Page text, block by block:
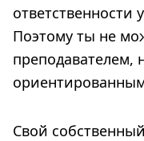
ответственности
Поэтому ты не
преподавателем,
Свой